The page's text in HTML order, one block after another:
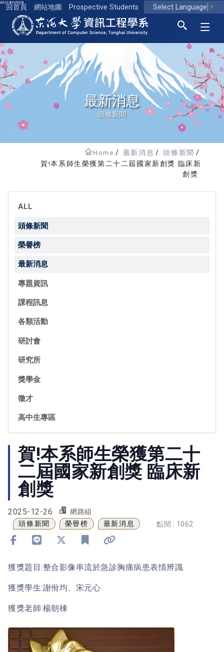
跳到主要內容區塊
回首頁 網站地圖 Prospective Students Select Language ▼
東海大學logo
最新消息
頭條新聞
Home 最新消息
頭條新聞
賀!本系師生榮獲第二十二屆國家新創獎 臨床新
創獎
ALL
頭條新聞
榮譽榜
最新消息
專題資訊
課程訊息
各類活動
研討會
研究所
獎學金
徵才
高中生專區
賀!本系師生榮獲第二十
二屆國家新創獎 臨床新
創獎
2025-12-26 網路組
頭條新聞 榮譽榜 最新消息 點閱 : 1062
獲獎題目:整合影像串流於急診胸痛病患表情辨識
獲獎學生:謝佾均、宋元心
獲獎老師:楊朝棟